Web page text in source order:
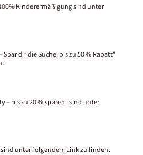
Kinderermäßigung sind unter
Spar dir die Suche, bis zu 50 % Rabatt"
– bis zu 20 % sparen" sind unter
sind unter folgendem Link zu finden.